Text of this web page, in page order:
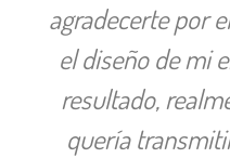
agradecerte por
el diseño de mi
resultado,
quería